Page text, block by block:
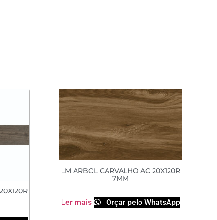
LM ARBOL CARVALHO AC 20X120R
7MM
Ler mais Orçar pelo WhatsApp